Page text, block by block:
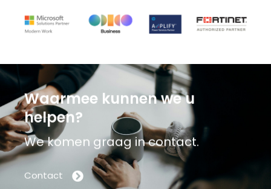
Waarmee kunnen we u
helpen?
We komen graag in contact.
Contact